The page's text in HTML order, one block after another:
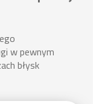
w pewnym
błysk